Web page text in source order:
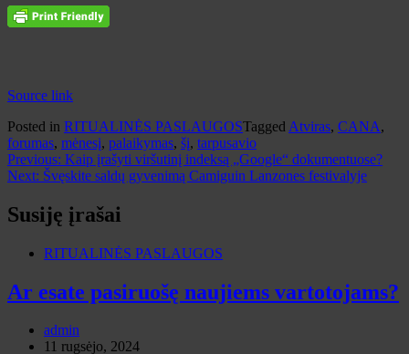
Source link
Posted in RITUALINĖS PASLAUGOSTagged Atviras, CANA,
forumas, mėnesį, palaikymas, šį, tarpusavio
Navigacija
tarp
įrašų
Previous: Kaip įrašyti viršutinį indeksą „Google“ dokumentuose?
Next: Švęskite saldų gyvenimą Camiguin Lanzones festivalyje
Susiję įrašai
RITUALINĖS PASLAUGOS
Ar esate pasiruošę naujiems vartotojams?
admin
11 rugsėjo, 2024